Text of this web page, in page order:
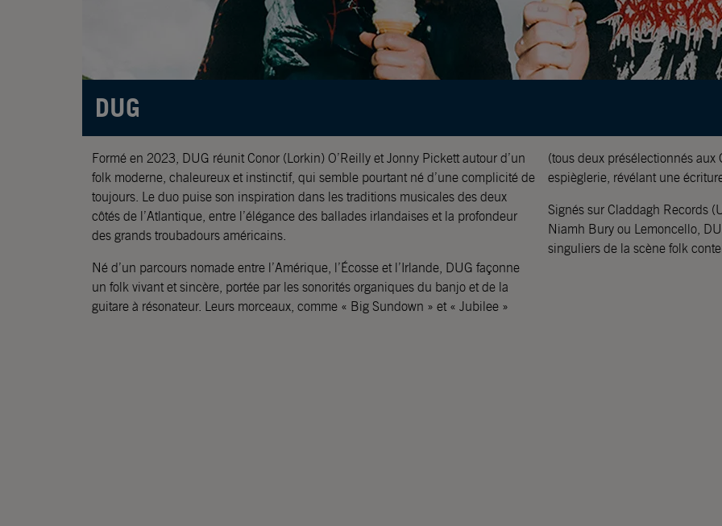
DUG
Formé en 2023, DUG réunit Conor (Lorkin) O’Reilly et Jonny Pickett autour d’un
folk moderne, chaleureux et instinctif, qui semble pourtant né d’une complicité de
toujours. Le duo puise son inspiration dans les traditions musicales des deux
côtés de l’Atlantique, entre l’élégance des ballades irlandaises et la profondeur
des grands troubadours américains.
Né d’un parcours nomade entre l’Amérique, l’Écosse et l’Irlande, DUG façonne
un folk vivant et sincère, portée par les sonorités organiques du banjo et de la
guitare à résonateur. Leurs morceaux, comme « Big Sundown » et « Jubilee »
(tous deux présélectionnés
espièglerie, révélant une
Signés sur Claddagh Records
Niamh Bury ou Lemoncello,
singuliers de la scène folk